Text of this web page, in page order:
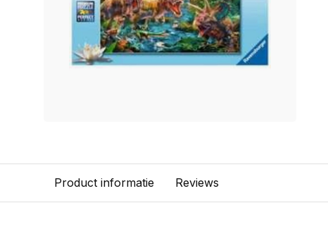
Product informatie Reviews